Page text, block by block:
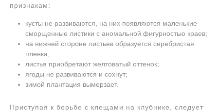
признакам:
кусты не развиваются, на них появляются маленькие
сморщенные листики с аномальной фигурностью краев;
на нижней стороне листьев образуется серебристая
пленка;
листья приобретают желтоватый оттенок;
ягоды не развиваются и сохнут;
зимой плантация вымерзает.
Приступая к борьбе с клещами на клубнике, следует